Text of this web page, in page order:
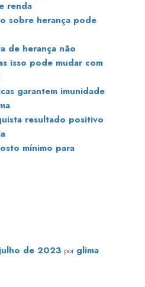
renda
sobre herança pode
de herança não
isso pode mudar com
garantem imunidade
resultado positivo
mínimo para
de 2023 por glima